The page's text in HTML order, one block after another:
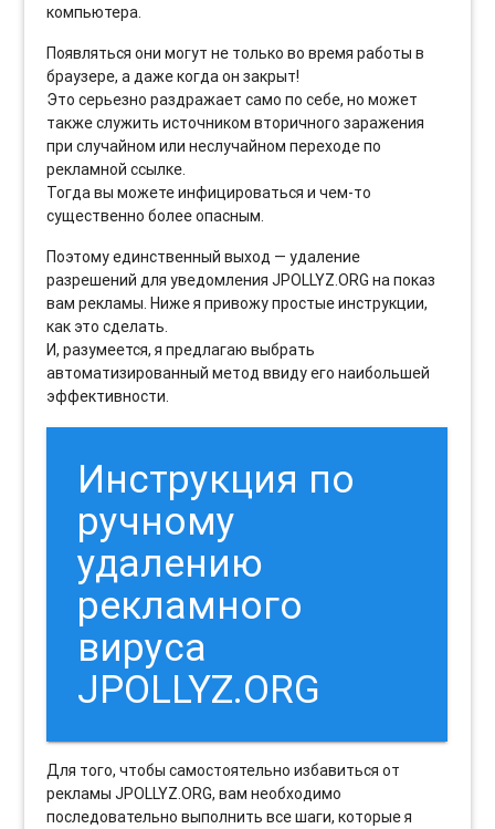
компьютера.
Появляться они могут не только во время работы в
браузере, а даже когда он закрыт!
Это серьезно раздражает само по себе, но может
также служить источником вторичного заражения
при случайном или неслучайном переходе по
рекламной ссылке.
Тогда вы можете инфицироваться и чем-то
существенно более опасным.
Поэтому единственный выход — удаление
разрешений для уведомления JPOLLYZ.ORG на показ
вам рекламы. Ниже я привожу простые инструкции,
как это сделать.
И, разумеется, я предлагаю выбрать
автоматизированный метод ввиду его наибольшей
эффективности.
Инструкция по
ручному
удалению
рекламного
вируса
JPOLLYZ.ORG
Для того, чтобы самостоятельно избавиться от
рекламы JPOLLYZ.ORG, вам необходимо
последовательно выполнить все шаги, которые я